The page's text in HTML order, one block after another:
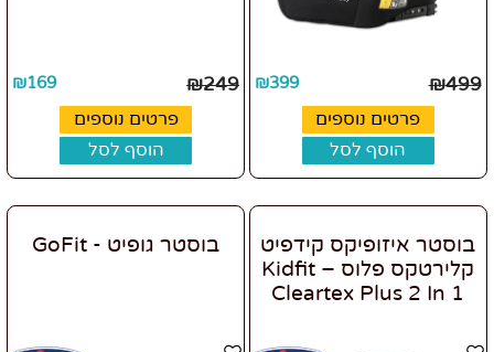
₪499
₪399
פרטים נוספים
הוסף לסל
₪249
₪169
פרטים נוספים
הוסף לסל
בוסטר איזופיקס קידפיט
קלירטקס פלוס – Kidfit
Cleartex Plus 2 In 1
בוסטר גופיט - GoFit